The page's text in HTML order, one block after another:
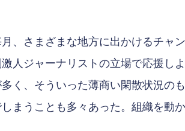
、さまざまな地方に出かけるチャ
人ジャーナリストの立場で応援し
く、そういった薄商い閑散状況の
まうことも多々あった。組織を動